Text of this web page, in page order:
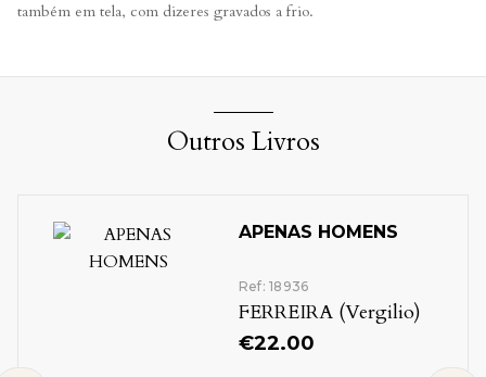
também em tela, com dizeres gravados a frio.
Outros Livros
APENAS HOMENS
Ref: 18936
FERREIRA (Vergilio)
€22.00